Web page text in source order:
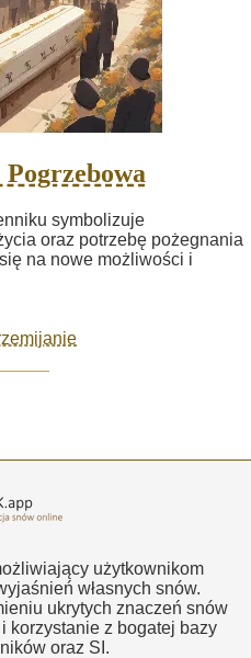
symbolizuje
oraz potrzebę pożegnania
na nowe możliwości i
użytkownikom
własnych snów.
ukrytych znaczeń snów
korzystanie z bogatej bazy
oraz SI.